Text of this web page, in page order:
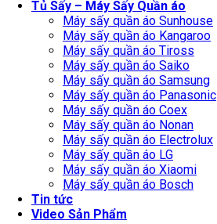
Tủ Sấy – Máy Sấy Quần áo
Máy sấy quần áo Sunhouse
Máy sấy quần áo Kangaroo
Máy sấy quần áo Tiross
Máy sấy quần áo Saiko
Máy sấy quần áo Samsung
Máy sấy quần áo Panasonic
Máy sấy quần áo Coex
Máy sấy quần áo Nonan
Máy sấy quần áo Electrolux
Máy sấy quần áo LG
Máy sấy quần áo Xiaomi
Máy sấy quần áo Bosch
Tin tức
Video Sản Phẩm